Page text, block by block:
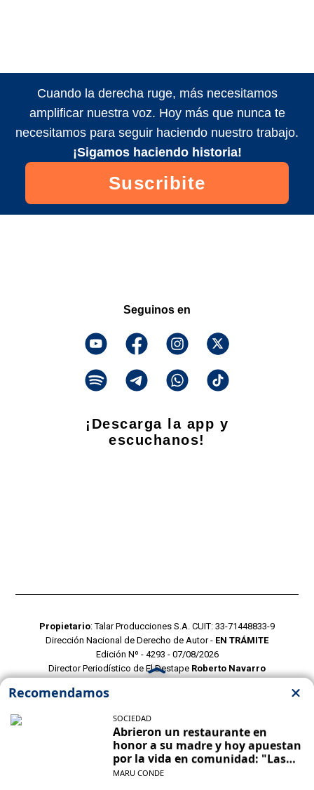
Cuando la derecha ruge, más necesitamos
amplificar nuestra voz. Hoy más que nunca te
necesitamos para seguir haciendo nuestro trabajo.
¡Sigamos haciendo historia!
Suscribite
Seguinos en
¡Descarga la app y
escuchanos!
Propietario: Talar Producciones S.A. CUIT: 33-71448833-9
Dirección Nacional de Derecho de Autor - EN TRÁMITE
Edición Nº - 4293 - 07/08/2026
Director Periodístico de El Destape Roberto Navarro
POLITICAS DE PRIVACIDAD
CONTACTO COMERCIAL
CONTACTO EDITORIAL